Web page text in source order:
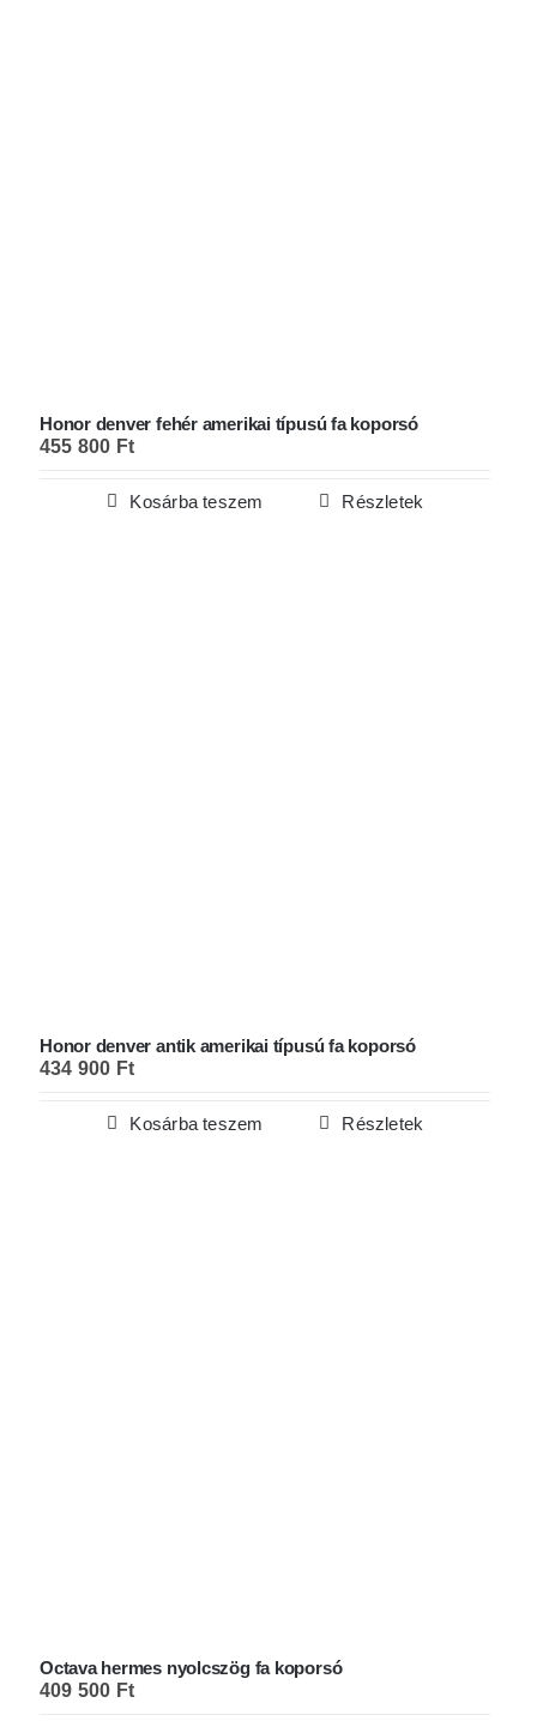
Honor denver fehér amerikai típusú fa koporsó
455 800 Ft
Kosárba teszem Részletek
Honor denver antik amerikai típusú fa koporsó
434 900 Ft
Kosárba teszem Részletek
Octava hermes nyolcszög fa koporsó
409 500 Ft